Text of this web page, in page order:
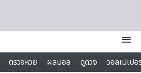
menu
ตรวจหวย ผลบอล ดูดวง
วอลเปเป